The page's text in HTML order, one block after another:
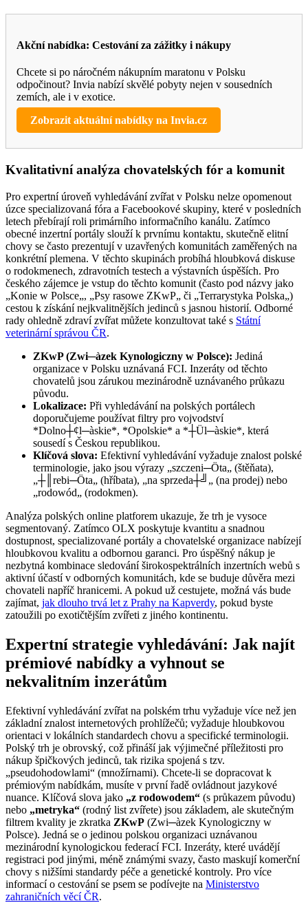
Akční nabídka: Cestování za zážitky i nákupy
Chcete si po náročném nákupním maratonu v Polsku
odpočinout? Invia nabízí skvělé pobyty nejen v sousedních
zemích, ale i v exotice.
Zobrazit aktuální nabídky na Invia.cz
Kvalitativní analýza chovatelských fór a komunit
Pro expertní úroveň vyhledávání zvířat v Polsku nelze opomenout
úzce specializovaná fóra a Facebookové skupiny, které v posledních
letech přebírají roli primárního informačního kanálu. Zatímco
obecné inzertní portály slouží k prvnímu kontaktu, skutečně elitní
chovy se často prezentují v uzavřených komunitách zaměřených na
konkrétní plemena. V těchto skupinách probíhá hloubková diskuse
o rodokmenech, zdravotních testech a výstavních úspěších. Pro
českého zájemce je vstup do těchto komunit (často pod názvy jako
„Konie w Polsce„, „Psy rasowe ZKwP„ či „Terrarystyka Polska„)
cestou k získání nejkvalitnějších jedinců s jasnou historií. Odborné
rady ohledně zdraví zvířat můžete konzultovat také s Státní
veterinární správou ČR.
ZKwP (Zwi─àzek Kynologiczny w Polsce): Jediná
organizace v Polsku uznávaná FCI. Inzeráty od těchto
chovatelů jsou zárukou mezinárodně uznávaného průkazu
původu.
Lokalizace: Při vyhledávání na polských portálech
doporučujeme používat filtry pro vojvodství
*Dolno┼¢l─àskie*, *Opolskie* a *┼Ül─àskie*, která
sousedí s Českou republikou.
Klíčová slova: Efektivní vyhledávání vyžaduje znalost polské
terminologie, jako jsou výrazy „szczeni─Öta„ (štěňata),
„┼║rebi─Öta„ (hříbata), „na sprzeda┼╝„ (na prodej) nebo
„rodowód„ (rodokmen).
Analýza polských online platforem ukazuje, že trh je vysoce
segmentovaný. Zatímco OLX poskytuje kvantitu a snadnou
dostupnost, specializované portály a chovatelské organizace nabízejí
hloubkovou kvalitu a odbornou garanci. Pro úspěšný nákup je
nezbytná kombinace sledování širokospektrálních inzertních webů s
aktivní účastí v odborných komunitách, kde se buduje důvěra mezi
chovateli napříč hranicemi. A pokud už cestujete, možná vás bude
zajímat, jak dlouho trvá let z Prahy na Kapverdy, pokud byste
zatoužili po exotičtějším zvířeti z jiného kontinentu.
Expertní strategie vyhledávání: Jak najít
prémiové nabídky a vyhnout se
nekvalitním inzerátům
Efektivní vyhledávání zvířat na polském trhu vyžaduje více než jen
základní znalost internetových prohlížečů; vyžaduje hloubkovou
orientaci v lokálních standardech chovu a specifické terminologii.
Polský trh je obrovský, což přináší jak výjimečné příležitosti pro
nákup špičkových jedinců, tak rizika spojená s tzv.
„pseudohodowlami“ (množírnami). Chcete-li se dopracovat k
prémiovým nabídkám, musíte v první řadě ovládnout jazykové
nuance. Klíčová slova jako „z rodowodem“ (s průkazem původu)
nebo „metryka“ (rodný list zvířete) jsou základem, ale skutečným
filtrem kvality je zkratka ZKwP (Zwi─àzek Kynologiczny w
Polsce). Jedná se o jedinou polskou organizaci uznávanou
mezinárodní kynologickou federací FCI. Inzeráty, které uvádějí
registraci pod jinými, méně známými svazy, často maskují komerční
chovy s nižšími standardy péče a genetické kontroly. Pro více
informací o cestování se psem se podívejte na Ministerstvo
zahraničních věcí ČR.